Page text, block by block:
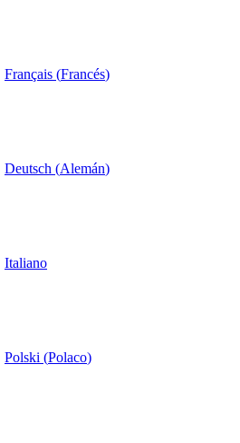
Français (Francés)
Deutsch (Alemán)
Italiano
Polski (Polaco)